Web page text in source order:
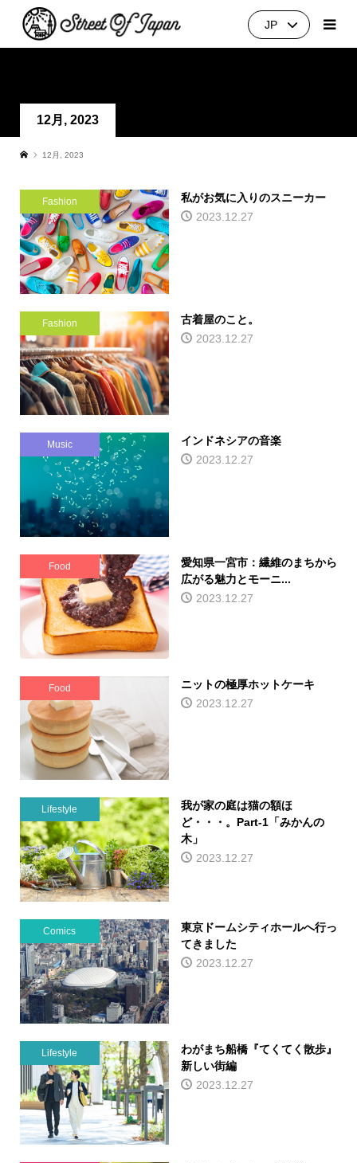
JP
12月, 2023
12月, 2023
Fashion
私がお気に入りのスニーカー
2023.12.27
Fashion
古着屋のこと。
2023.12.27
Music
インドネシアの音楽
2023.12.27
Food
愛知県一宮市：繊維のまちから
広がる魅力とモーニ...
2023.12.27
Food
ニットの極厚ホットケーキ
2023.12.27
Lifestyle
我が家の庭は猫の額ほ
ど・・・。Part-1「みかんの
木」
2023.12.27
Comics
東京ドームシティホールへ行っ
てきました
2023.12.27
Lifestyle
わがまち船橋『てくてく散歩』
新しい街編
2023.12.27